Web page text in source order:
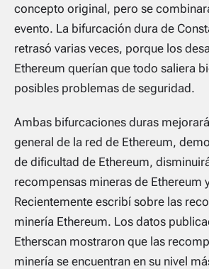
concepto original, pero se
evento. La bifurcación dura de
retrasó varias veces, porque los
Ethereum querían que todo saliera
posibles problemas de seguridad.
Ambas bifurcaciones duras
general de la red de Ethereum,
de dificultad de Ethereum,
recompensas mineras de Ethereum
Recientemente escribí sobre las
minería Ethereum. Los datos
Etherscan mostraron que las
minería se encuentran en su nivel